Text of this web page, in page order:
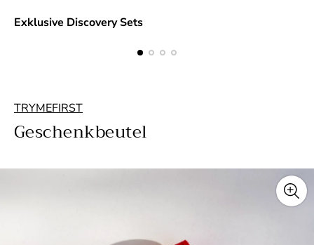
Exklusive Discovery Sets
TRYMEFIRST
Geschenkbeutel